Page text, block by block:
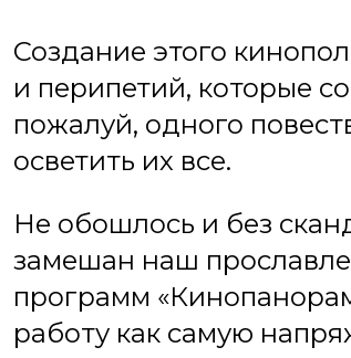
Создание этого
и перипетий, которые
пожалуй, одного
осветить их все.
Не обошлось и без
замешан наш
программ
работу как самую